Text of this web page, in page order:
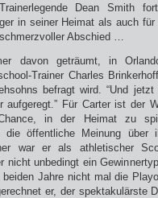
Dean Smith
in seiner Heimat als auch
Abschied …
davon geträumt, in
Trainer Charles
befragt wird. “Und
aufgeregt.” Für Carter ist der
in der Heimat zu
die öffentliche Meinung über
war er als athletischer
nicht unbedingt ein
beiden Jahre nicht mal die
er, der spektakulärste